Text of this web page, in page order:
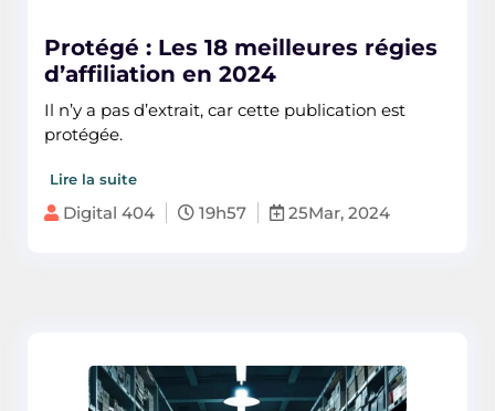
Protégé : Les 18 meilleures régies
d’affiliation en 2024
Il n’y a pas d’extrait, car cette publication est
protégée.
Lire la suite
Digital 404 19h57 25Mar, 2024